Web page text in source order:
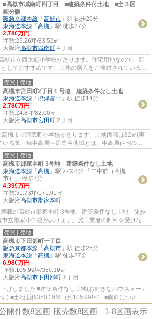
■高槻市城南町四丁目 ■建築条件付土地 ■全３区
画分譲
阪急京都本線 「 高槻市 」駅 徒歩20分
東海道本線 「 高槻 」駅 徒歩27分
2,780万円
坪数:25.26坪/83.52㎡
大阪府高槻市城南町 ４丁目
槻市立西大冠小学校があります。住宅用地なので、新
しておすすめです。土地の購入をご検討されているな
ちらの売地はいかがでし...
売買｜売地
高槻市宮田町2丁目１号地 建築条件なし土地
東海道本線 「 摂津富田 」駅 徒歩14分
2,780万円
坪数:24.8坪/82.00㎡
大阪府高槻市宮田町 ２丁目
槻市立阿武野小学校があります。土地面積は82㎡(実
いる第一種中高層住居専用地域とは、中高層住宅の良
めの地域です。土地探し...
売買｜売地
高槻市郡家本町 3号地 建築条件なし土地
東海道本線 「 高槻 」駅 バス8分 「二中前（高槻
市）」 停歩3分
4,399万円
坪数:51.73坪/171.01㎡
大阪府高槻市郡家本町
満載の高槻市郡家本町 3号地 建築条件なし土地。徒歩
立郡家小学校があります。施工業者の制約を受けない
間取りを考えられる建築...
売買｜売地
高槻市下田部町一丁目
阪急京都本線 「 高槻市 」駅 徒歩25分
東海道本線 「 高槻 」駅 徒歩27分
6,980万円
坪数:105.99坪/350.39㎡
大阪府高槻市下田部町 １丁目
げしました ■建築条件なし土地(お好きなハウスメーカ
) ■土地面積350.39米（約105.99坪） ■南向につき、
です■現状有姿渡し（現...
開件数8区画 販売数8区画 1-8区画表示